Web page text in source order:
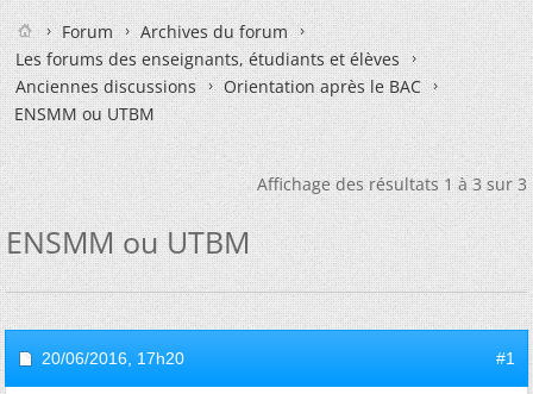
Forum
Archives du forum
Les forums des enseignants, étudiants et élèves
Anciennes discussions
Orientation après le BAC
ENSMM ou UTBM
Affichage des résultats 1 à 3 sur 3
ENSMM ou UTBM
20/06/2016, 17h20 #1